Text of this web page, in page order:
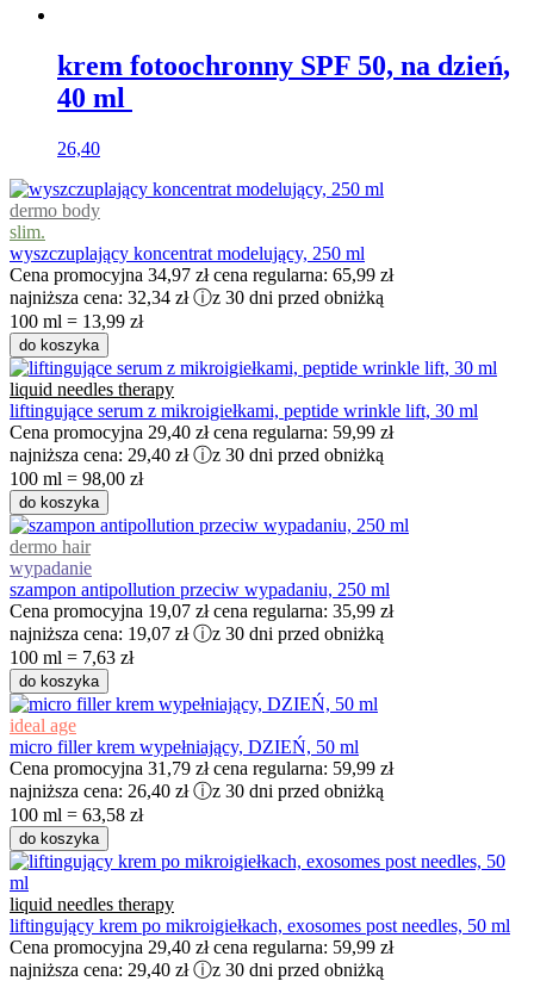
krem fotoochronny SPF 50, na dzień,
40 ml ​
26,40
dermo body
slim.
wyszczuplający koncentrat modelujący, 250 ml
Cena promocyjna 34,97 zł cena regularna: 65,99 zł
najniższa cena: 32,34 zł ⓘz 30 dni przed obniżką
100 ml = 13,99 zł
do koszyka
liquid needles therapy
liftingujące serum z mikroigiełkami, peptide wrinkle lift, 30 ml
Cena promocyjna 29,40 zł cena regularna: 59,99 zł
najniższa cena: 29,40 zł ⓘz 30 dni przed obniżką
100 ml = 98,00 zł
do koszyka
dermo hair
wypadanie
szampon antipollution przeciw wypadaniu, 250 ml
Cena promocyjna 19,07 zł cena regularna: 35,99 zł
najniższa cena: 19,07 zł ⓘz 30 dni przed obniżką
100 ml = 7,63 zł
do koszyka
ideal age
micro filler krem wypełniający, DZIEŃ, 50 ml
Cena promocyjna 31,79 zł cena regularna: 59,99 zł
najniższa cena: 26,40 zł ⓘz 30 dni przed obniżką
100 ml = 63,58 zł
do koszyka
liquid needles therapy
liftingujący krem po mikroigiełkach, exosomes post needles, 50 ml
Cena promocyjna 29,40 zł cena regularna: 59,99 zł
najniższa cena: 29,40 zł ⓘz 30 dni przed obniżką